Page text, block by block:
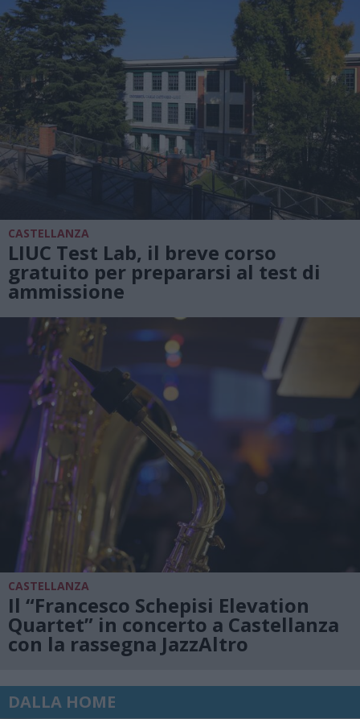
CASTELLANZA
LIUC Test Lab, il breve corso
gratuito per prepararsi al test di
ammissione
CASTELLANZA
Il “Francesco Schepisi Elevation
Quartet” in concerto a Castellanza
con la rassegna JazzAltro
DALLA HOME